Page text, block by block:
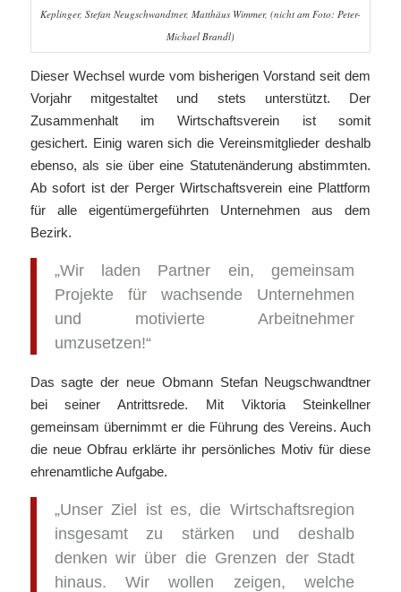
Keplinger, Stefan Neugschwandtner, Matthäus Wimmer, (nicht am Foto: Peter-
Michael Brandl)
Dieser Wechsel wurde vom bisherigen Vorstand seit dem
Vorjahr mitgestaltet und stets unterstützt. Der
Zusammenhalt im Wirtschaftsverein ist somit
gesichert. Einig waren sich die Vereinsmitglieder deshalb
ebenso, als sie über eine Statutenänderung abstimmten.
Ab sofort ist der Perger Wirtschaftsverein eine Plattform
für alle eigentümergeführten Unternehmen aus dem
Bezirk.
„Wir laden Partner ein, gemeinsam
Projekte für wachsende Unternehmen
und motivierte Arbeitnehmer
umzusetzen!“
Das sagte der neue Obmann Stefan Neugschwandtner
bei seiner Antrittsrede. Mit Viktoria Steinkellner
gemeinsam übernimmt er die Führung des Vereins. Auch
die neue Obfrau erklärte ihr persönliches Motiv für diese
ehrenamtliche Aufgabe.
„Unser Ziel ist es, die Wirtschaftsregion
insgesamt zu stärken und deshalb
denken wir über die Grenzen der Stadt
hinaus. Wir wollen zeigen, welche